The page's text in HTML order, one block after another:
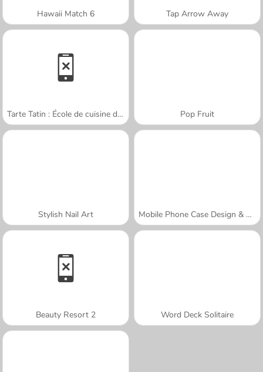
Hawaii Match 6 Tap Arrow Away
Tarte Tatin : École de cuisine de Sara Pop Fruit
Stylish Nail Art Mobile Phone Case Design & DIY
Beauty Resort 2 Word Deck Solitaire